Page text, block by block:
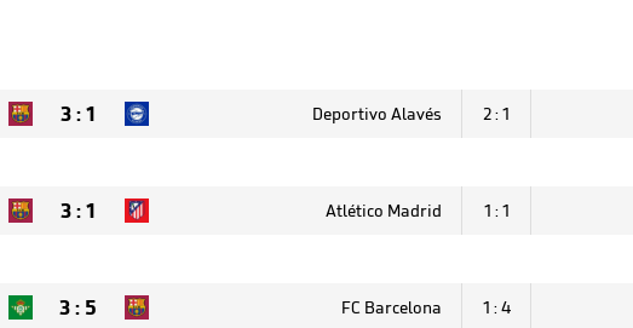
3:1 Deportivo Alavés 2 : 1
3:1 Atlético Madrid 1 : 1
3: 5 FC Barcelona 1 : 4